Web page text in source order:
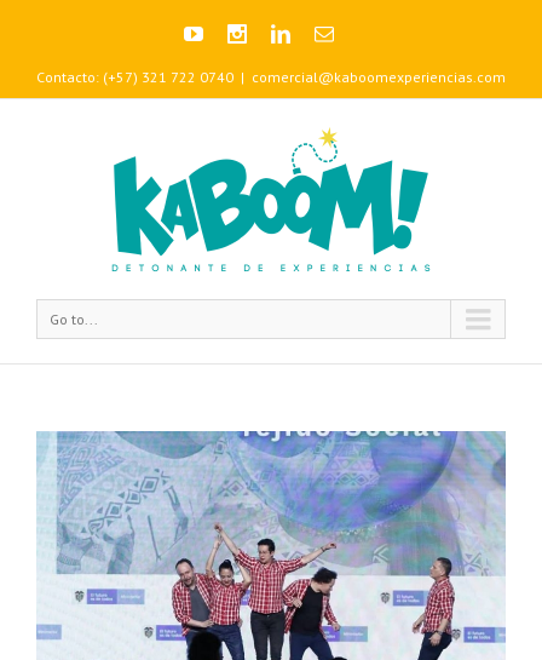
Contacto: (+57) 321 722 0740 | comercial@kaboomexperiencias.com
Go to...